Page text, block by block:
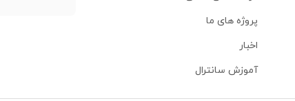
پروژه های ما
اخبار
آموزش سانترال